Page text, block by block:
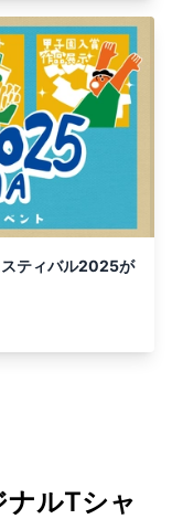
ティバル2025が
ナルTシャ